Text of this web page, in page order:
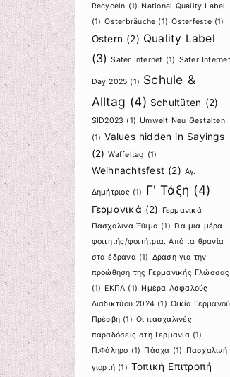
Recyceln (1) National Quality Label
(1) Osterbräuche (1) Osterfeste(1)
Ostern (2) Quality Label
(3) Safer Internet (1) Safer Internet
Day 2025 (1) Schule &
Alltag (4) Schultüten (2)
SID2023 (1) Umwelt Neu Gestalten
(1) Values hidden in Sayings
(2) Waffeltag (1)
Weihnachtsfest (2) Αγ.
Δημήτριος (1) Γ' Τάξη (4)
Γερμανικά (2)
Γερμανικά
Πασχαλινά Έθιμα (1) Για μια μέρα
φοιτητής/φοιτήτρια. Από τα θρανία
στα έδρανα(1) Δράση για την
προώθηση της Γερμανικής Γλώσσας
(1) ΕΚΠΑ (1) Ημέρα Ασφαλούς
Διαδικτύου 2024 (1) Οικία Γερμανού
Πρέσβη (1) Οι πασχαλινές
παραδόσεις στη Γερμανία(1)
Π.Φάληρο (1) Πάσχα (1)
Πασχαλινή
γιορτή (1) Τοπική Επιτροπή